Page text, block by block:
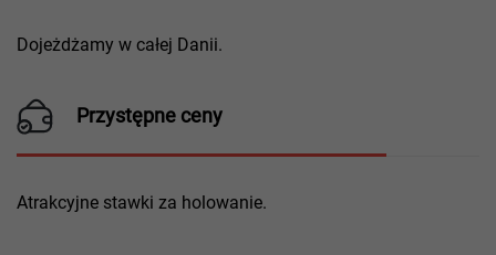
Dojeżdżamy w całej Danii.
Przystępne ceny
Atrakcyjne stawki za holowanie.